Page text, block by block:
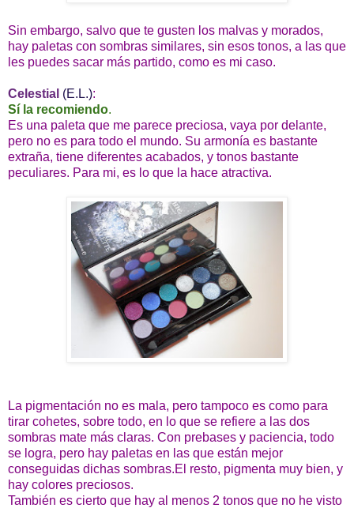
Sin embargo, salvo que te gusten los malvas y morados,
hay paletas con sombras similares, sin esos tonos, a las que
les puedes sacar más partido, como es mi caso.
Celestial (E.L.):
Sí la recomiendo.
Es una paleta que me parece preciosa, vaya por delante,
pero no es para todo el mundo. Su armonía es bastante
extraña, tiene diferentes acabados, y tonos bastante
peculiares. Para mi, es lo que la hace atractiva.
La pigmentación no es mala, pero tampoco es como para
tirar cohetes, sobre todo, en lo que se refiere a las dos
sombras mate más claras. Con prebases y paciencia, todo
se logra, pero hay paletas en las que están mejor
conseguidas dichas sombras.El resto, pigmenta muy bien, y
hay colores preciosos.
También es cierto que hay al menos 2 tonos que no he visto